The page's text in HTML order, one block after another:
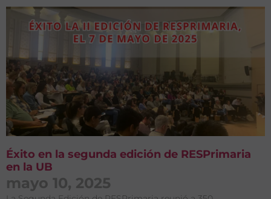
Éxito en la segunda edición de RESPrimaria
en la UB
mayo 10, 2025